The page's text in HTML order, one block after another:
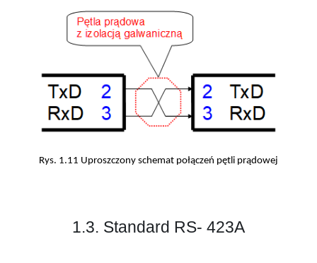
Rys. 1.11 Uproszczony schemat połączeń pętli prądowej
1.3. Standard RS- 423A